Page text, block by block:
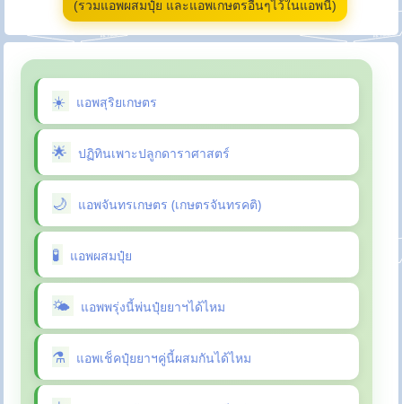
(รวมแอพผสมปุ๋ย และแอพเกษตรอื่นๆไว้ในแอพนี้)
แอพสุริยเกษตร
ปฏิทินเพาะปลูกดาราศาสตร์
แอพจันทรเกษตร (เกษตรจันทรคติ)
แอพผสมปุ๋ย
แอพพรุ่งนี้พ่นปุ๋ยยาฯได้ไหม
แอพเช็คปุ๋ยยาฯคู่นี้ผสมกันได้ไหม